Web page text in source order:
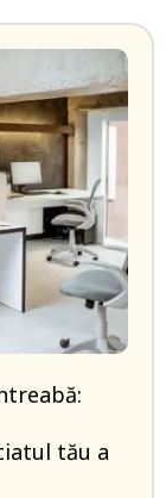
tău a